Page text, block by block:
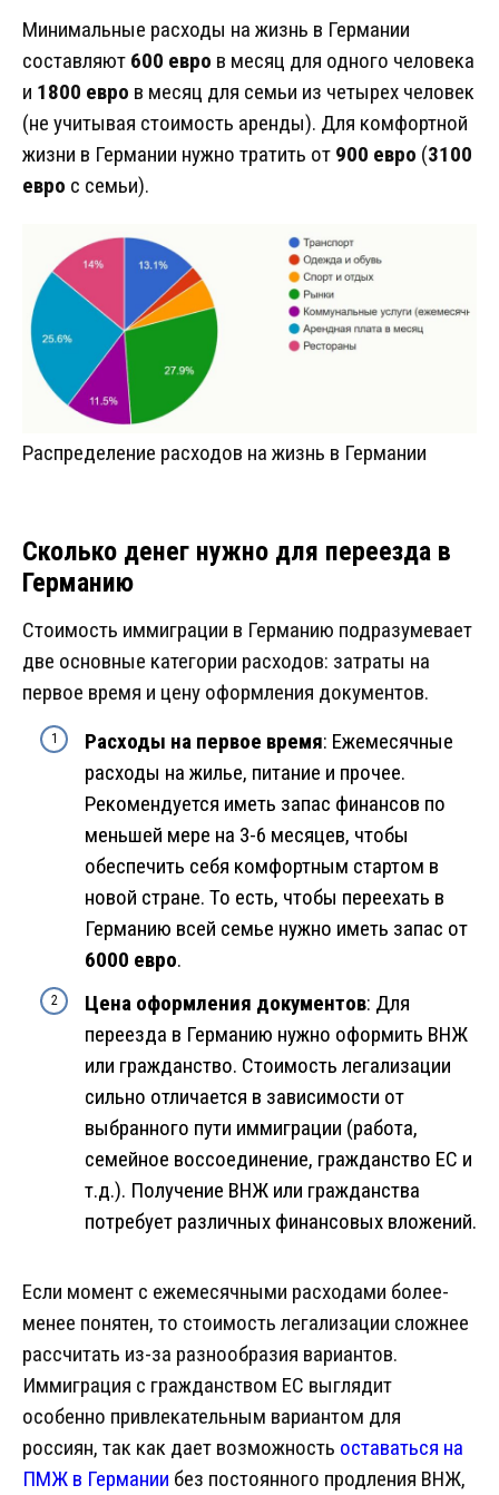
Минимальные расходы на жизнь в Германии
составляют 600 евро в месяц для одного человека
и 1800 евро в месяц для семьи из четырех человек
(не учитывая стоимость аренды). Для комфортной
жизни в Германии нужно тратить от 900 евро (3100
евро с семьи).
Распределение расходов на жизнь в Германии
Сколько денег нужно для переезда в
Германию
Стоимость иммиграции в Германию подразумевает
две основные категории расходов: затраты на
первое время и цену оформления документов.
Расходы на первое время: Ежемесячные
расходы на жилье, питание и прочее.
Рекомендуется иметь запас финансов по
меньшей мере на 3-6 месяцев, чтобы
обеспечить себя комфортным стартом в
новой стране. То есть, чтобы переехать в
Германию всей семье нужно иметь запас от
6000 евро.
Цена оформления документов: Для
переезда в Германию нужно оформить ВНЖ
или гражданство. Стоимость легализации
сильно отличается в зависимости от
выбранного пути иммиграции (работа,
семейное воссоединение, гражданство ЕС и
т.д.). Получение ВНЖ или гражданства
потребует различных финансовых вложений.
Если момент с ежемесячными расходами более-
менее понятен, то стоимость легализации сложнее
рассчитать из-за разнообразия вариантов.
Иммиграция с гражданством ЕС выглядит
особенно привлекательным вариантом для
россиян, так как дает возможность оставаться на
ПМЖ в Германии без постоянного продления ВНЖ,